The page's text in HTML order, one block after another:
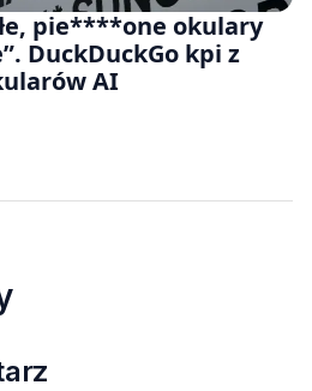
pie****one okulary
DuckDuckGo kpi z
AI